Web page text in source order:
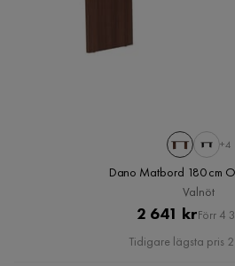
+4
Dano Matbord 180 cm
Valnöt
Pris
2 641 kr
Pris
Förr 4
Tidigare lägsta pris